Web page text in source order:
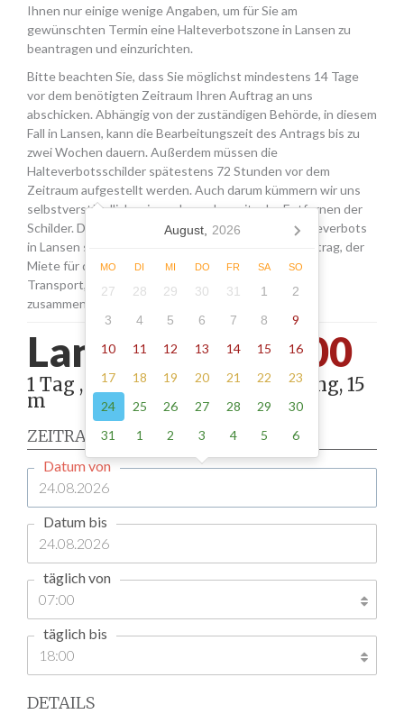
Ihnen nur einige wenige Angaben, um für Sie am
gewünschten Termin eine Halteverbotszone in Lansen zu
beantragen und einzurichten.
Bitte beachten Sie, dass Sie möglichst mindestens 14 Tage
vor dem benötigten Zeitraum Ihren Auftrag an uns
abschicken. Abhängig von der zuständigen Behörde, in diesem
Fall in Lansen, kann die Bearbeitungszeit des Antrags bis zu
zwei Wochen dauern. Außerdem müssen die
Halteverbotsschilder spätestens 72 Stunden vor dem
Zeitraum aufgestellt werden. Auch darum kümmern wir uns
selbstverständlich, wie auch um das zeitnahe Entfernen der
Schilder. Die Kosten für die Beantragung eines Halteverbots
in Lansen setzen sich aus den Gebühren für den Antrag, der
Miete für die Schilder sowie einer Pauschale für den
Transport, das Aufstellen und Abholen der Schilder
zusammen.
Lansen - 250.00
1 Tag , Stellung gemäß Anordnung, 15
m
ZEITRAUM
Datum von
Datum bis
täglich von
täglich bis
DETAILS
August, 2026
MO DI MI DO FR SA SO
27 28 29 30 31 1
2
3
4 5 6 7 8
9
10
11 12 13 14 15
16
17
18 19 20 21 22
23
24
25 26 27 28 29
30
31
1 2 3 4 5 6